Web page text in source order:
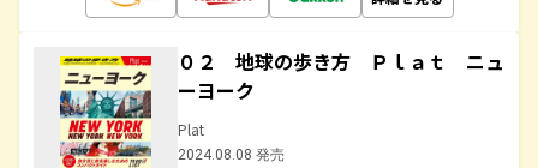
０２ 地球の歩き方 Ｐｌａｔ ニュ
ーヨーク
Plat
2024.08.08 発売